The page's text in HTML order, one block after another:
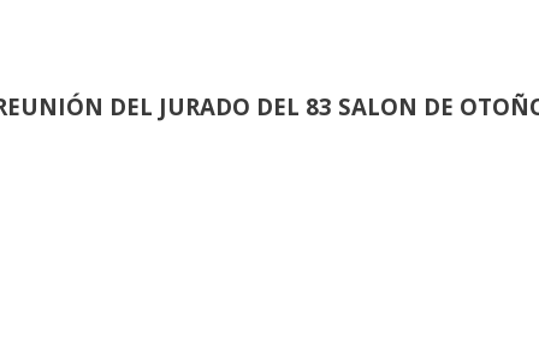
DEL JURADO DEL 83 SALON DE